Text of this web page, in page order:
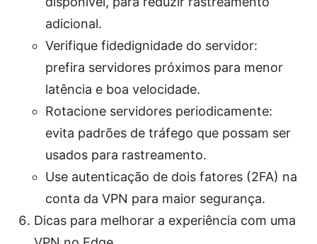
adicional.
Verifique fidedignidade do servidor:
prefira servidores próximos para menor
latência e boa velocidade.
Rotacione servidores periodicamente:
evita padrões de tráfego que possam ser
usados para rastreamento.
Use autenticação de dois fatores (2FA) na
conta da VPN para maior segurança.
Dicas para melhorar a experiência com uma